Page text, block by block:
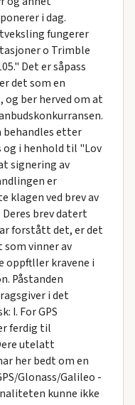
i dag.
fungerer
o Trimble
Det er såpass
det som en
ber herved om at
behandles etter
og i henhold til "Lov
signering av
er
klagen ved brev av
brev datert
forstått det, er det
vinner av
oppftller kravene i
Påstanden
i det
I. For GPS
ferdig til
utelatt
her bedt om en
Glonass/Galileo -
kunne ikke